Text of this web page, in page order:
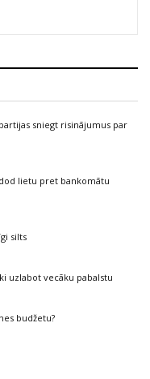
sniegt risinājumus par
lietu pret bankomātu
silts
uzlabot vecāku pabalstu
budžetu?